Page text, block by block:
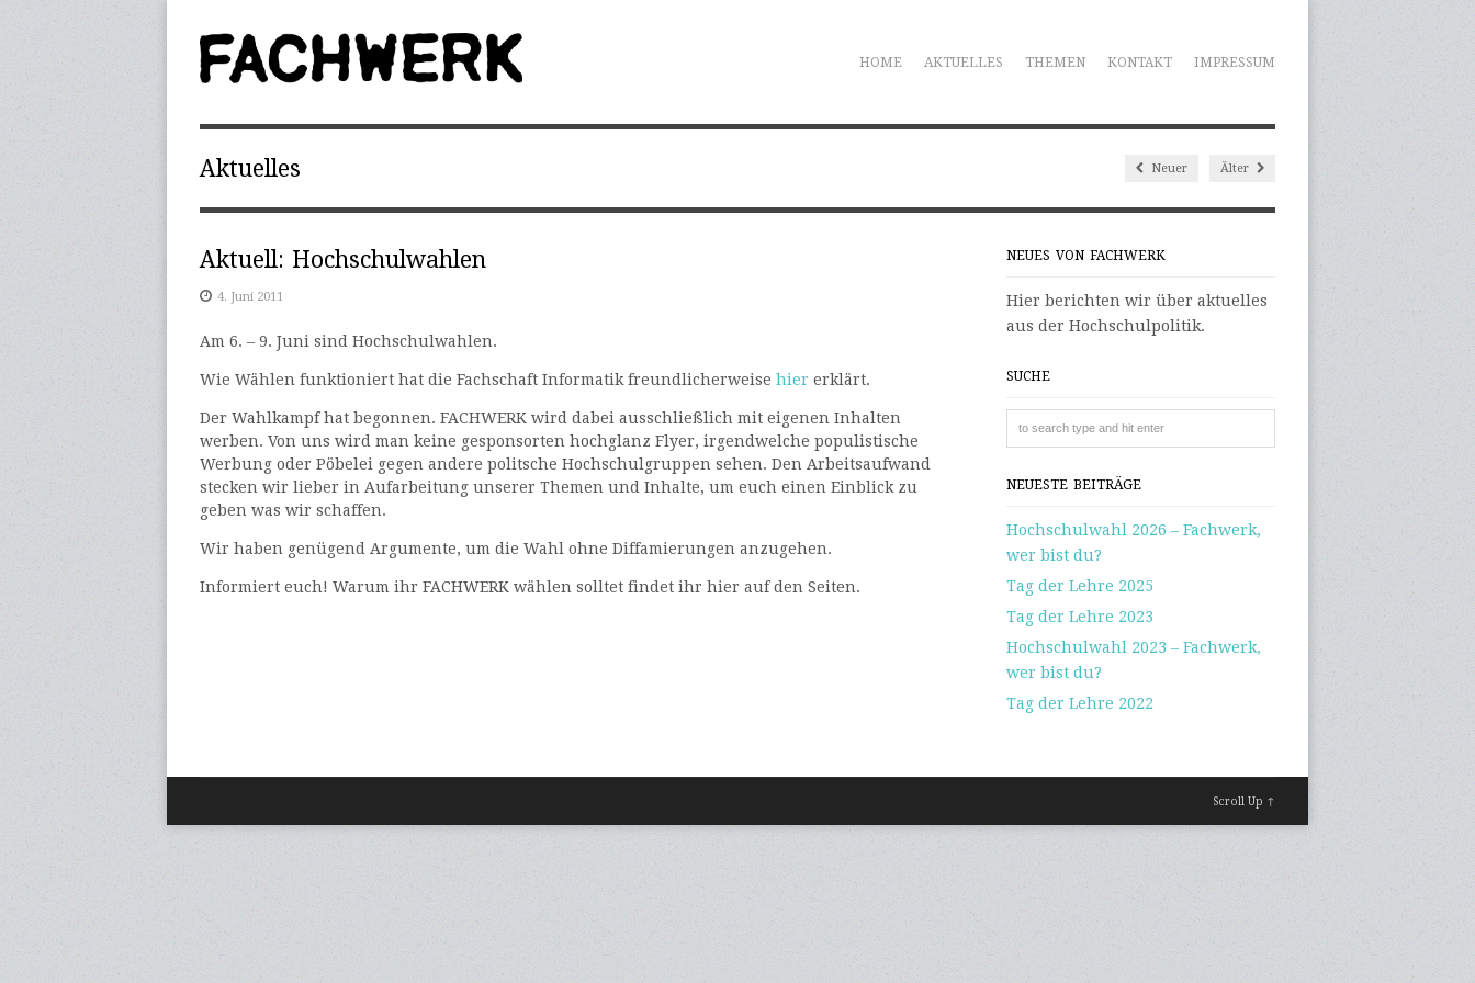
HOME AKTUELLES THEMEN KONTAKT IMPRESSUM
Aktuelles Neuer Älter
Aktuell: Hochschulwahlen
4. Juni 2011
Am 6. – 9. Juni sind Hochschulwahlen.
Wie Wählen funktioniert hat die Fachschaft Informatik freundlicherweise hier erklärt.
Der Wahlkampf hat begonnen. FACHWERK wird dabei ausschließlich mit eigenen Inhalten
werben. Von uns wird man keine gesponsorten hochglanz Flyer, irgendwelche populistische
Werbung oder Pöbelei gegen andere politsche Hochschulgruppen sehen. Den Arbeitsaufwand
stecken wir lieber in Aufarbeitung unserer Themen und Inhalte, um euch einen Einblick zu
geben was wir schaffen.
Wir haben genügend Argumente, um die Wahl ohne Diffamierungen anzugehen.
Informiert euch! Warum ihr FACHWERK wählen solltet findet ihr hier auf den Seiten.
NEUES VON FACHWERK
Hier berichten wir über aktuelles
aus der Hochschulpolitik.
SUCHE
NEUESTE BEITRÄGE
Hochschulwahl 2026 – Fachwerk,
wer bist du?
Tag der Lehre 2025
Tag der Lehre 2023
Hochschulwahl 2023 – Fachwerk,
wer bist du?
Tag der Lehre 2022
Scroll Up ↑